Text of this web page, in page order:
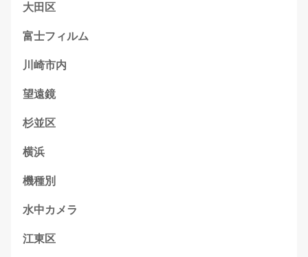
大田区
富士フィルム
川崎市内
望遠鏡
杉並区
横浜
機種別
水中カメラ
江東区